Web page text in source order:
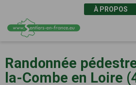
au
contenu
principal
À PROPOS
Randonnée
la-Combe en Loire